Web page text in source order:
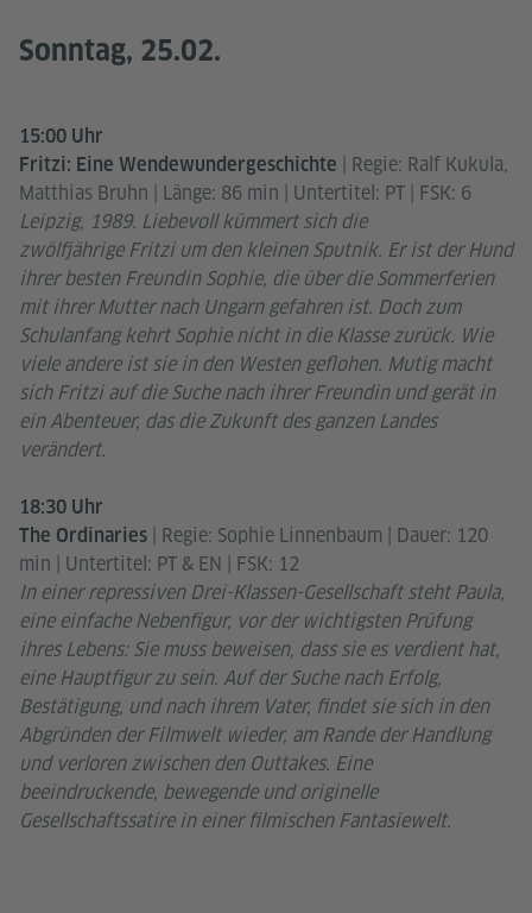
Sonntag, 25.02.
15:00 Uhr
Fritzi: Eine Wendewundergeschichte
| Regie: Ralf Kukula,
Matthias Bruhn | Länge: 86 min | Untertitel: PT | FSK: 6
Leipzig, 1989. Liebevoll kümmert sich die
zwölfjährige Fritzi um den kleinen Sputnik. Er ist der Hund
ihrer besten Freundin Sophie, die über die Sommerferien
mit ihrer Mutter nach Ungarn gefahren ist. Doch zum
Schulanfang kehrt Sophie nicht in die Klasse zurück. Wie
viele andere ist sie in den Westen geflohen. Mutig macht
sich Fritzi auf die Suche nach ihrer Freundin und gerät in
ein Abenteuer, das die Zukunft des ganzen Landes
verändert.
18:30 Uhr
The Ordinaries | Regie: Sophie Linnenbaum | Dauer: 120
min | Untertitel: PT & EN | FSK: 12
In einer repressiven Drei-Klassen-Gesellschaft steht Paula,
eine einfache Nebenfigur, vor der wichtigsten Prüfung
ihres Lebens: Sie muss beweisen, dass sie es verdient hat,
eine Hauptfigur zu sein. Auf der Suche nach Erfolg,
Bestätigung, und nach ihrem Vater, findet sie sich in den
Abgründen der Filmwelt wieder, am Rande der Handlung
und verloren zwischen den Outtakes. Eine
beeindruckende, bewegende und originelle
Gesellschaftssatire in einer filmischen Fantasiewelt.